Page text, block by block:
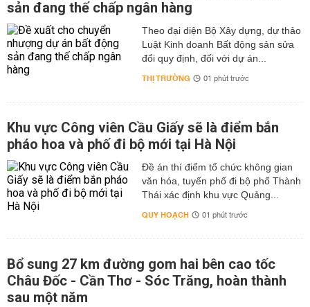
sản đang thế chấp ngân hàng
Theo đại diện Bộ Xây dựng, dự thảo
Luật Kinh doanh Bất động sản sửa
đổi quy định, đối với dự án...
THỊ TRƯỜNG 01 phút trước
Khu vực Công viên Cầu Giấy sẽ là điểm bắn
pháo hoa và phố đi bộ mới tại Hà Nội
Đề án thí điểm tổ chức không gian
văn hóa, tuyến phố đi bộ phố Thành
Thái xác định khu vực Quảng...
QUY HOẠCH 01 phút trước
Bổ sung 27 km đường gom hai bên cao tốc
Châu Đốc - Cần Thơ - Sóc Trăng, hoàn thành
sau một năm